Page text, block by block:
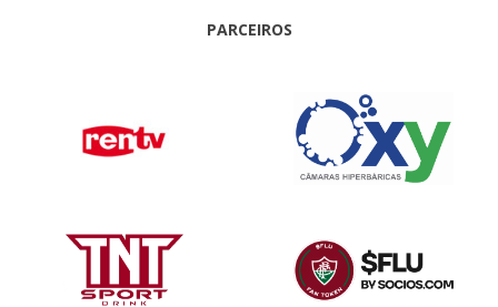
PARCEIROS